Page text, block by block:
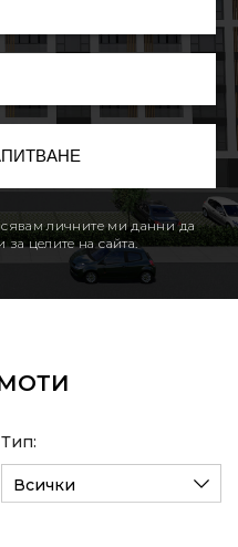
личните ми данни да
целите на сайта.
Тип:
Всички